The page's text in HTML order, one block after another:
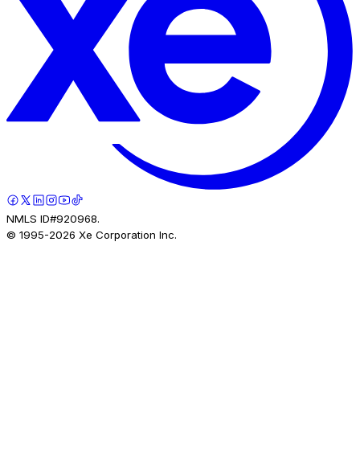
NMLS ID#920968.
© 1995-2026 Xe Corporation Inc.